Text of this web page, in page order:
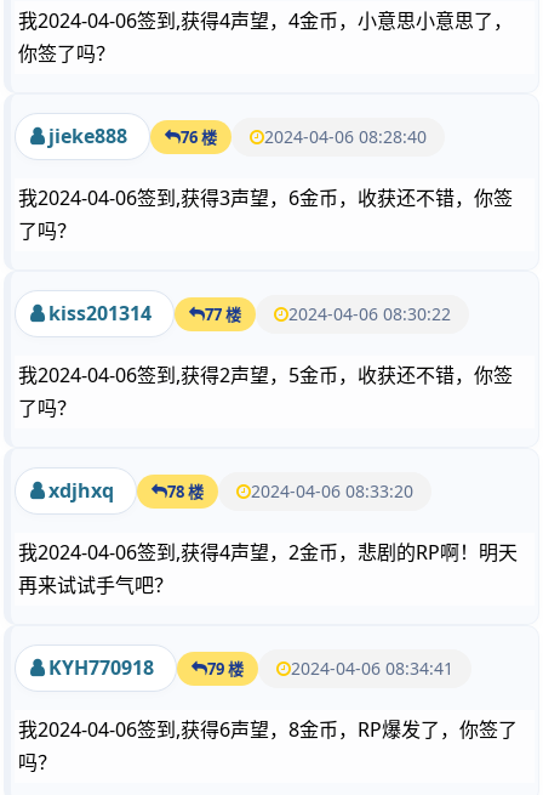
我2024-04-06签到,获得4声望，4金币，小意思小意思了，
你签了吗？
jieke888 76 楼 2024-04-06 08:28:40
我2024-04-06签到,获得3声望，6金币，收获还不错，你签
了吗？
kiss201314 77 楼 2024-04-06 08:30:22
我2024-04-06签到,获得2声望，5金币，收获还不错，你签
了吗？
xdjhxq 78 楼 2024-04-06 08:33:20
我2024-04-06签到,获得4声望，2金币，悲剧的RP啊！明天
再来试试手气吧？
KYH770918 79 楼 2024-04-06 08:34:41
我2024-04-06签到,获得6声望，8金币，RP爆发了，你签了
吗？